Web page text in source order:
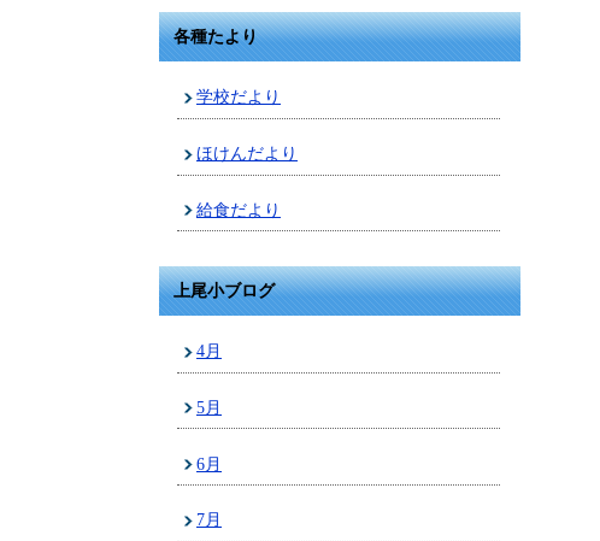
各種たより
学校だより
ほけんだより
給食だより
上尾小ブログ
4月
5月
6月
7月